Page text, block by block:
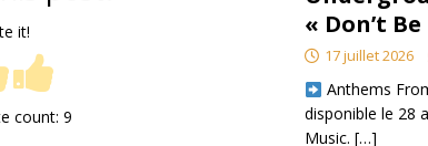
it!
count:9
« Don’t
17 juillet 2026
Anthems
disponible le 28
Music. […]